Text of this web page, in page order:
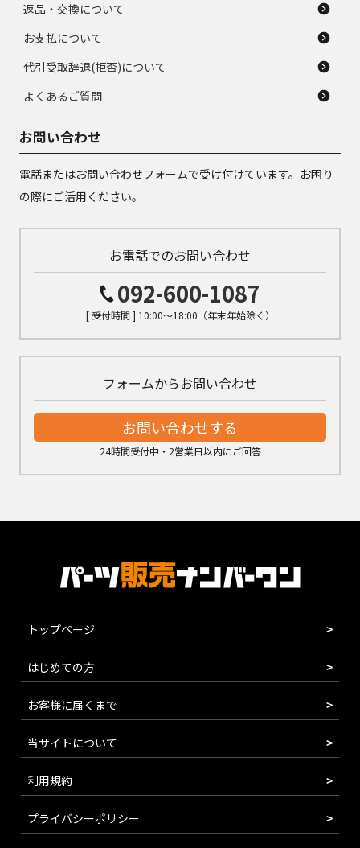
返品・交換について
お支払について
代引受取辞退(拒否)について
よくあるご質問
お問い合わせ
電話またはお問い合わせフォームで受け付けています。お困り
の際にご活用ください。
お電話でのお問い合わせ
092-600-1087
[ 受付時間 ] 10:00～18:00（年末年始除く）
フォームからお問い合わせ
お問い合わせする
24時間受付中・2営業日以内にご回答
トップページ
はじめての方
お客様に届くまで
当サイトについて
利用規約
プライバシーポリシー